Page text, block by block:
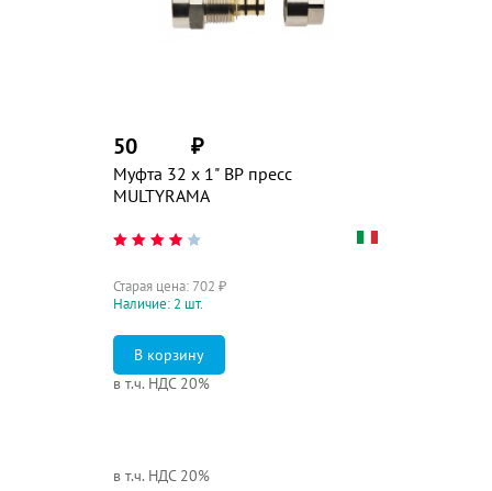
Муфта 32 х 1" ВР пресс
MULTYRAMA
50 ₽
Старая цена: 702 ₽
в т.ч. НДС 20%
Наличие: 2 шт.
в т.ч. НДС 20%